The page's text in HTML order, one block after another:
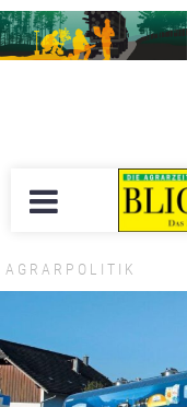
AGRARPOLITIK